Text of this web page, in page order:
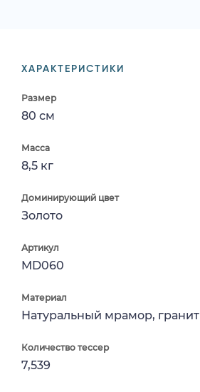
ХАРАКТЕРИСТИКИ
Размер
80 см
Масса
8,5 кг
Доминирующий цвет
Золото
Артикул
MD060
Материал
Натуральный мрамор, гранит
Количество тессер
7,539